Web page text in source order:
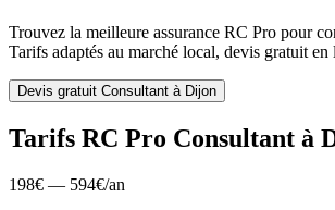
Trouvez la meilleure assurance RC Pro pour
Tarifs adaptés au marché local, devis gratuit en
Devis gratuit Consultant à Dijon
Tarifs RC Pro Consultant à
198€ — 594€/an